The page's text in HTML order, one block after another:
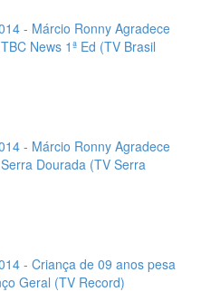
- Márcio Ronny Agradece
News 1ª Ed (TV Brasil
- Márcio Ronny Agradece
Dourada (TV Serra
- Criança de 09 anos pesa
Geral (TV Record)